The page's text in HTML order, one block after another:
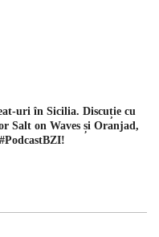
uri în Sicilia. Discuție cu
Salt on Waves și Oranjad,